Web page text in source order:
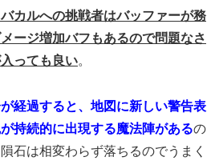
カルへの挑戦者はバッファーが務
ージ増加バフもあるので問題なさ
っても良い。
経過すると、地図に新しい警告表
持続的に出現する魔法陣があるの
石は相変わらず落ちるのでうまく